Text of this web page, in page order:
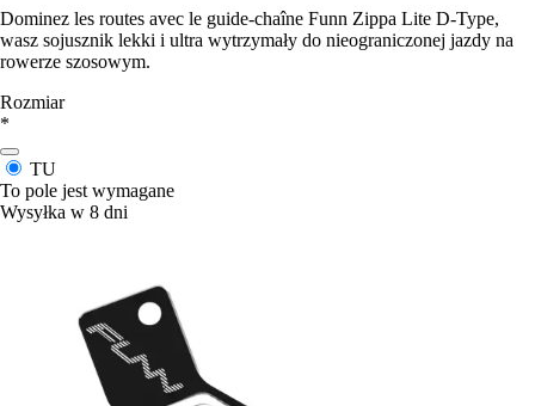
Dominez les routes avec le guide-chaîne Funn Zippa Lite D-Type,
wasz sojusznik lekki i ultra wytrzymały do nieograniczonej jazdy na
rowerze szosowym.
Rozmiar
*
TU
To pole jest wymagane
Wysyłka w 8 dni